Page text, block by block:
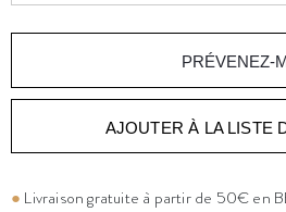
PRÉVENEZ-
AJOUTER À LA LISTE
● Livraison gratuite à partir de 50€ en